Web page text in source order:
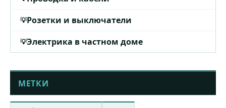
Розетки и выключатели
Электрика в частном доме
МЕТКИ